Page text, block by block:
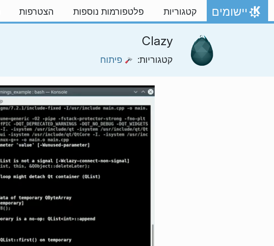
דילוג לתוכן
אתר הבית
יישומים קטגוריות פלטפורמות נוספות הצטרפות
Clazy
קטגוריות: פיתוח